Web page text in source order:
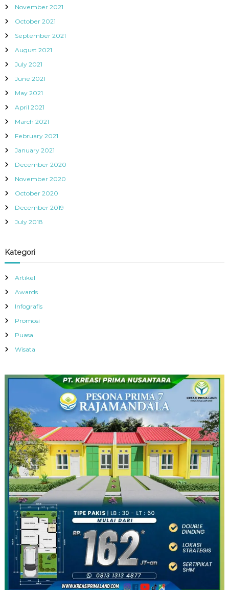
November 2021
October 2021
September 2021
August 2021
July 2021
June 2021
May 2021
April 2021
March 2021
February 2021
January 2021
December 2020
November 2020
October 2020
December 2019
July 2018
Kategori
Artikel
Awards
Infografis
Promosi
Puasa
Wisata